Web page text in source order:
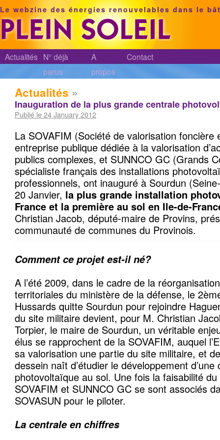
Le webzine des énergies renouvelables dans le
Actualités N° déjà
parus
A
propos
Contact
Actualités »
Inauguration de la plus grande centrale
Publié le 24 January 2012
La SOVAFIM (Société de valorisation foncière
entreprise publique dédiée à la valorisation
publics complexes, et SUNNCO GC (Grands
spécialiste français des installations
professionnels, ont inauguré à Sourdun
20 Janvier, la plus grande installation
France et la première au sol en Ile-de-
Christian Jacob, député-maire de Provins,
communauté de communes du Provinois.
Comment ce projet est-il né?
A l’été 2009, dans le cadre de la
territoriales du ministère de la défense, le
Hussards quitte Sourdun pour rejoindre
du site militaire devient, pour M. Christian
Torpier, le maire de Sourdun, un véritable
élus se rapprochent de la SOVAFIM, auquel
sa valorisation une partie du site militaire, et
dessein naît d’étudier le développement d’une
photovoltaïque au sol. Une fois la faisabilité
SOVAFIM et SUNNCO GC se sont associés
SOVASUN pour le piloter.
La centrale en chiffres